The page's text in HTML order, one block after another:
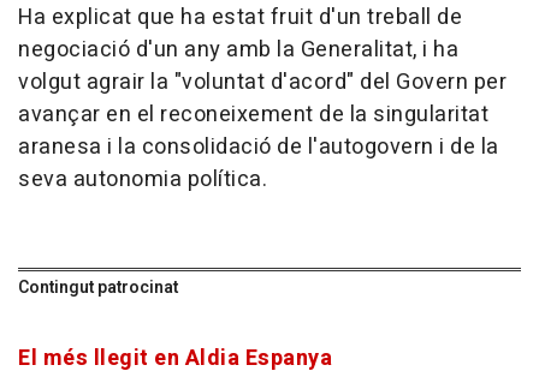
Ha explicat que ha estat fruit d'un treball de
negociació d'un any amb la Generalitat, i ha
volgut agrair la "voluntat d'acord" del Govern per
avançar en el reconeixement de la singularitat
aranesa i la consolidació de l'autogovern i de la
seva autonomia política.
Contingut patrocinat
El més llegit en Aldia Espanya